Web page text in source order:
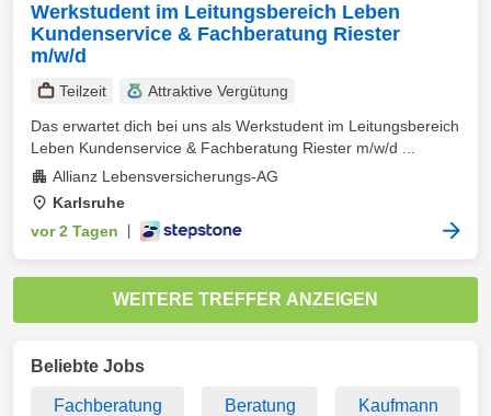
Werkstudent im Leitungsbereich Leben
Kundenservice & Fachberatung Riester
m/w/d
Teilzeit
Attraktive Vergütung
Das erwartet dich bei uns als Werkstudent im Leitungsbereich
Leben Kundenservice & Fachberatung Riester m/w/d ...
Allianz Lebensversicherungs-AG
Karlsruhe
vor 2 Tagen
WEITERE TREFFER ANZEIGEN
Beliebte Jobs
Fachberatung Beratung Kaufmann